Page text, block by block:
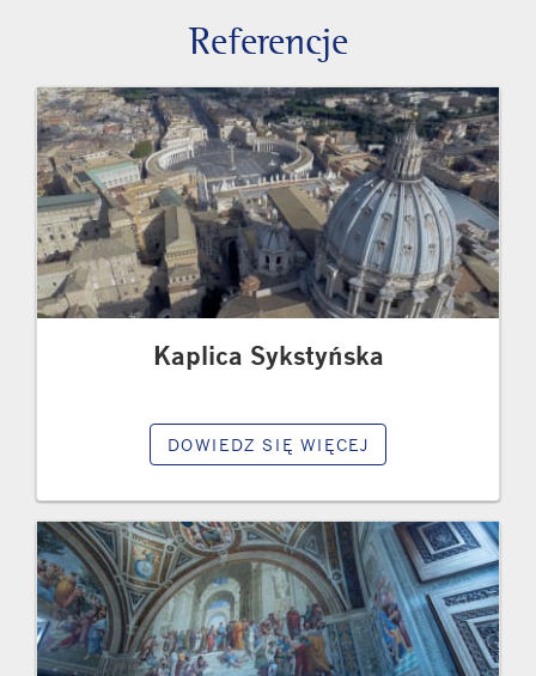
Referencje
Kaplica Sykstyńska
DOWIEDZ SIĘ WIĘCEJ